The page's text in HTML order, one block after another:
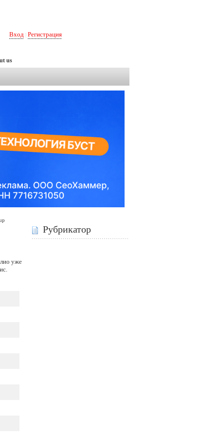
Вход Регистрация
us
уже
Рубрикатор